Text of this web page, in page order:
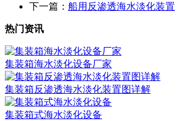
下一篇： 船用反渗透海水淡化装置
热门资讯
集装箱海水淡化设备厂家
集装箱反渗透海水淡化装置图详解
集装箱式海水淡化设备